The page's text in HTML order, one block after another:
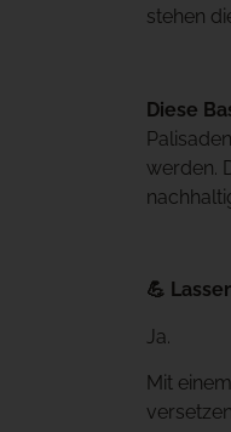
stehen
Diese
werden.
💪
Ja.
Mit